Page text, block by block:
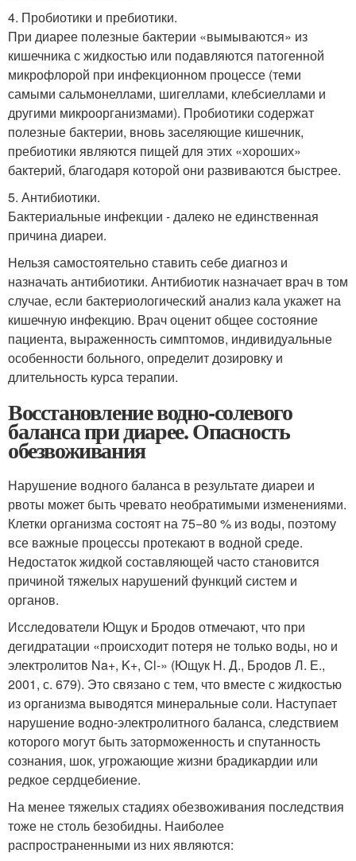
4. Пробиотики и пребиотики.
При диарее полезные бактерии «вымываются» из
кишечника с жидкостью или подавляются патогенной
микрофлорой при инфекционном процессе (теми
самыми сальмонеллами, шигеллами, клебсиеллами и
другими микроорганизмами). Пробиотики содержат
полезные бактерии, вновь заселяющие кишечник,
пребиотики являются пищей для этих «хороших»
бактерий, благодаря которой они развиваются быстрее.
5. Антибиотики.
Бактериальные инфекции - далеко не единственная
причина диареи.
Нельзя самостоятельно ставить себе диагноз и
назначать антибиотики. Антибиотик назначает врач в том
случае, если бактериологический анализ кала укажет на
кишечную инфекцию. Врач оценит общее состояние
пациента, выраженность симптомов, индивидуальные
особенности больного, определит дозировку и
длительность курса терапии.
Восстановление водно-солевого
баланса при диарее. Опасность
обезвоживания
Нарушение водного баланса в результате диареи и
рвоты может быть чревато необратимыми изменениями.
Клетки организма состоят на 75−80 % из воды, поэтому
все важные процессы протекают в водной среде.
Недостаток жидкой составляющей часто становится
причиной тяжелых нарушений функций систем и
органов.
Исследователи Ющук и Бродов отмечают, что при
дегидратации «происходит потеря не только воды, но и
электролитов Na+, K+, Cl-» (Ющук Н. Д., Бродов Л. Е.,
2001, с. 679). Это связано с тем, что вместе с жидкостью
из организма выводятся минеральные соли. Наступает
нарушение водно-электролитного баланса, следствием
которого могут быть заторможенность и спутанность
сознания, шок, угрожающие жизни брадикардии или
редкое сердцебиение.
На менее тяжелых стадиях обезвоживания последствия
тоже не столь безобидны. Наиболее
распространенными из них являются: